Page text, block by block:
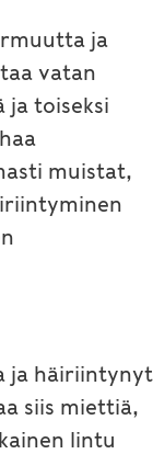
ja
vatan
ja toiseksi
muistat,
ja häiriintynyt
siis miettiä,
lintu